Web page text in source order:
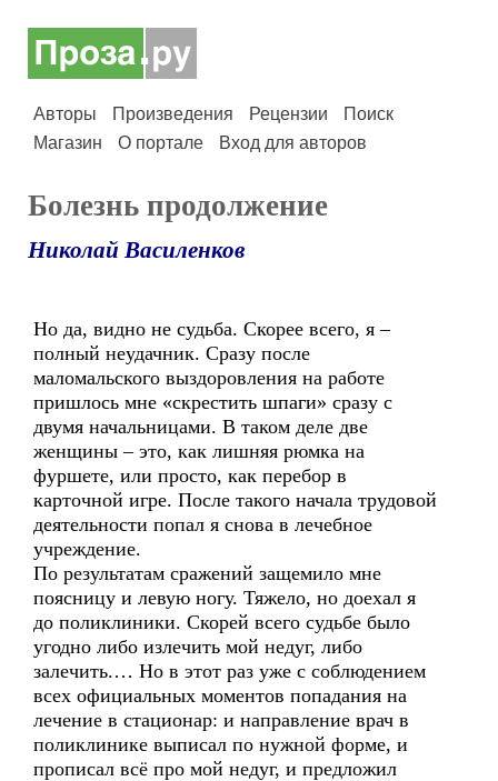
Авторы Произведения Рецензии
Поиск
Магазин
О портале Вход для авторов
Болезнь продолжение
Николай Василенков
Но да, видно не судьба. Скорее всего, я –
полный неудачник. Сразу после
маломальского выздоровления на работе
пришлось мне «скрестить шпаги» сразу с
двумя начальницами. В таком деле две
женщины – это, как лишняя рюмка на
фуршете, или просто, как перебор в
карточной игре. После такого начала трудовой
деятельности попал я снова в лечебное
учреждение.
По результатам сражений защемило мне
поясницу и левую ногу. Тяжело, но доехал я
до поликлиники. Скорей всего судьбе было
угодно либо излечить мой недуг, либо
залечить.… Но в этот раз уже с соблюдением
всех официальных моментов попадания на
лечение в стационар: и направление врач в
поликлинике выписал по нужной форме, и
прописал всё про мой недуг, и предложил